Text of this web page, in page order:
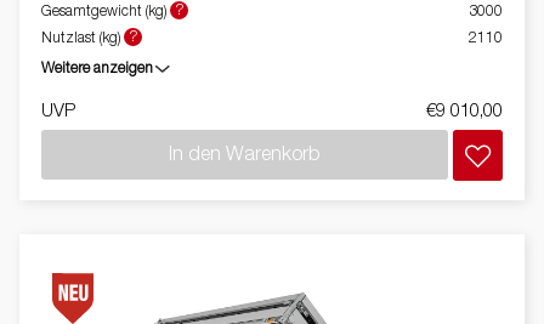
Gesamtgewicht (kg)
?
3000
Nutzlast (kg)
? 2110
Weitere anzeigen
UVP €9 010,00
In den Warenkorb